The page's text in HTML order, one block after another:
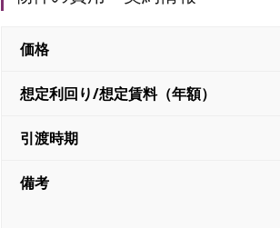
価格
想定利回り/想定賃料（年額）
引渡時期
備考